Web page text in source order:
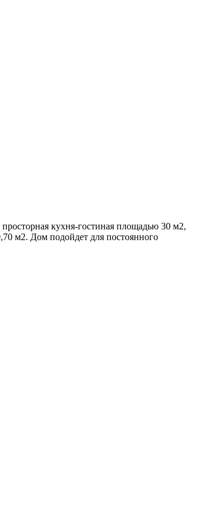
кухня-гостиная площадью 30 м2,
м2. Дом подойдет для постоянного